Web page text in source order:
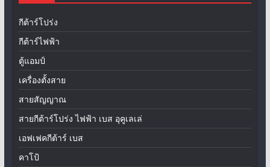
กีต้าร์โปร่ง
กีต้าร์ไฟฟ้า
ตู้แอมป์
เครื่องตั้งสาย
สายสัญญาณ
สายกีต้าร์โปร่ง ไฟฟ้า เบส อุคูเลเล่
เอฟเฟคกีต้าร์ เบส
คาโป้